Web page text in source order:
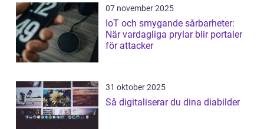
07 november 2025
IoT och smygande sårbarheter:
När vardagliga prylar blir portaler
för attacker
31 oktober 2025
Så digitaliserar du dina diabilder